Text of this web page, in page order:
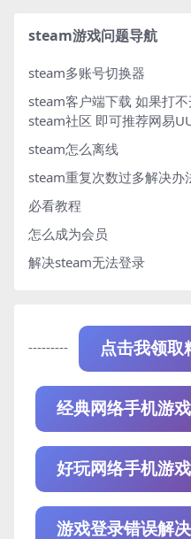
steam游戏问题导航
steam多账号切换器
steam客户端下载 如果打
steam社区 即可推荐网易
steam怎么离线
steam重复次数过多解决办
必看教程
怎么成为会员
解决steam无法登录
--------- 点击我领取
经典网络手机游戏
好玩网络手机游戏
游戏登录错误解